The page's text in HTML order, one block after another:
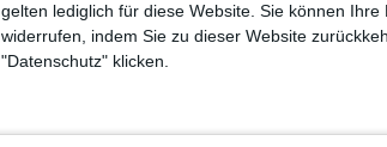
gelten lediglich für diese Website. Sie können
widerrufen, indem Sie zu dieser Website
"Datenschutz" klicken.